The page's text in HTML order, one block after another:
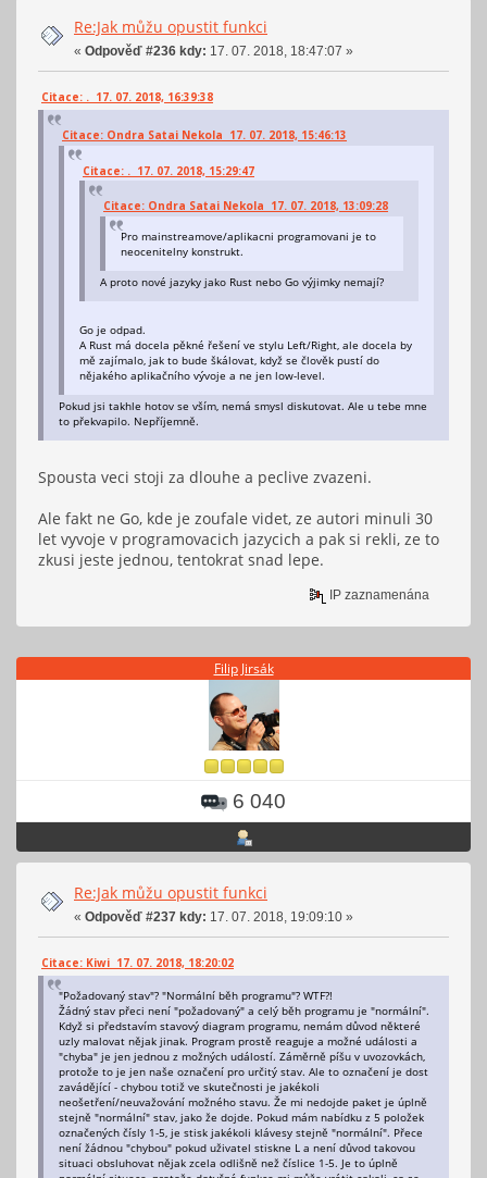
Re:Jak můžu opustit funkci
« Odpověď #236 kdy: 17. 07. 2018, 18:47:07 »
Citace: . 17. 07. 2018, 16:39:38
Citace: Ondra Satai Nekola 17. 07. 2018, 15:46:13
Citace: . 17. 07. 2018, 15:29:47
Citace: Ondra Satai Nekola 17. 07. 2018, 13:09:28
Pro mainstreamove/aplikacni programovani je to
neocenitelny konstrukt.
A proto nové jazyky jako Rust nebo Go výjimky nemají?
Go je odpad.
A Rust má docela pěkné řešení ve stylu Left/Right, ale docela by
mě zajímalo, jak to bude škálovat, když se člověk pustí do
nějakého aplikačního vývoje a ne jen low-level.
Pokud jsi takhle hotov se vším, nemá smysl diskutovat. Ale u tebe mne
to překvapilo. Nepříjemně.
Spousta veci stoji za dlouhe a peclive zvazeni.
Ale fakt ne Go, kde je zoufale videt, ze autori minuli 30
let vyvoje v programovacich jazycich a pak si rekli, ze to
zkusi jeste jednou, tentokrat snad lepe.
IP zaznamenána
Filip Jirsák
6 040
Re:Jak můžu opustit funkci
« Odpověď #237 kdy: 17. 07. 2018, 19:09:10 »
Citace: Kiwi 17. 07. 2018, 18:20:02
"Požadovaný stav"? "Normální běh programu"? WTF?!
Žádný stav přeci není "požadovaný" a celý běh programu je "normální".
Když si představím stavový diagram programu, nemám důvod některé
uzly malovat nějak jinak. Program prostě reaguje a možné události a
"chyba" je jen jednou z možných událostí. Záměrně píšu v uvozovkách,
protože to je jen naše označení pro určitý stav. Ale to označení je dost
zavádějící - chybou totiž ve skutečnosti je jakékoli
neošetření/neuvažování možného stavu. Že mi nedojde paket je úplně
stejně "normální" stav, jako že dojde. Pokud mám nabídku z 5 položek
označených čísly 1-5, je stisk jakékoli klávesy stejně "normální". Přece
není žádnou "chybou" pokud uživatel stiskne L a není důvod takovou
situaci obsluhovat nějak zcela odlišně než číslice 1-5. Je to úplně